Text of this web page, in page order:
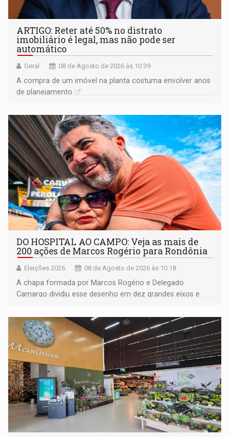
ARTIGO: Reter até 50% no distrato
imobiliário é legal, mas não pode ser
automático
Geral 08 de Agosto de 2026 às 10:39
A compra de um imóvel na planta costuma envolver anos
de planejamento
DO HOSPITAL AO CAMPO: Veja as mais de
200 ações de Marcos Rogério para Rondônia
Eleições 2026 08 de Agosto de 2026 às 10:18
A chapa formada por Marcos Rogério e Delegado
Camargo dividiu esse desenho em dez grandes eixos e